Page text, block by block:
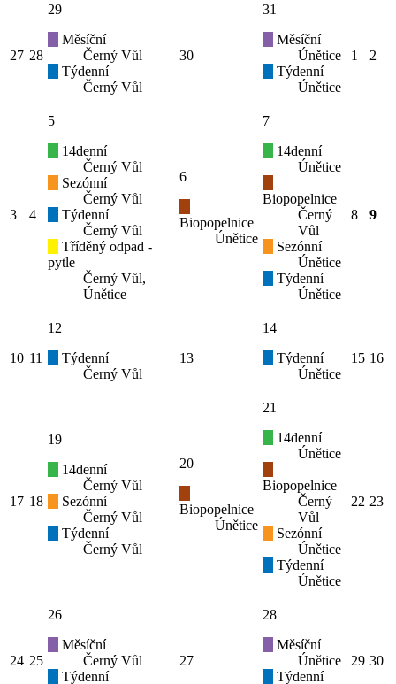
27 28
29
Měsíční
Černý Vůl
Týdenní
Černý Vůl
30
31
Měsíční
Únětice
Týdenní
Únětice
1 2
3 4
5
14denní
Černý Vůl
Sezónní
Černý Vůl
Týdenní
Černý Vůl
Tříděný odpad -
pytle
Černý Vůl,
Únětice
6
Biopopelnice
Únětice
7
14denní
Únětice
Biopopelnice
Černý
Vůl
Sezónní
Únětice
Týdenní
Únětice
8 9
10 11
12
Týdenní
Černý Vůl
13
14
Týdenní
Únětice
15 16
17 18
19
14denní
Černý Vůl
Sezónní
Černý Vůl
Týdenní
Černý Vůl
20
Biopopelnice
Únětice
21
14denní
Únětice
Biopopelnice
Černý
Vůl
Sezónní
Únětice
Týdenní
Únětice
22 23
24 25
26
Měsíční
Černý Vůl
Týdenní
27
28
Měsíční
Únětice
Týdenní
29 30